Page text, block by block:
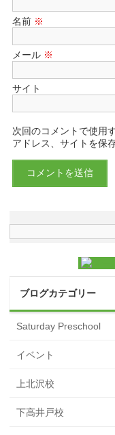
名前 ※
メール ※
サイト
次回のコメントで使用
アドレス、サイトを保
ブログカテゴリー
Saturday Preschool
イベント
上北沢校
下高井戸校